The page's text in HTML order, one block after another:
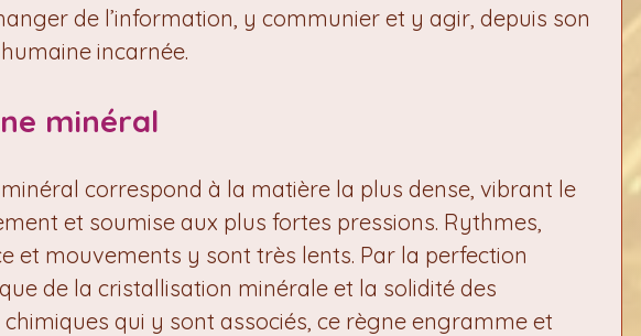
de l’information, y communier et y agir, depuis son
incarnée.
minéral
correspond à la matière la plus dense, vibrant le
et soumise aux plus fortes pressions. Rythmes,
et mouvements y sont très lents. Par la perfection
de la cristallisation minérale et la solidité des
qui y sont associés, ce règne engramme et